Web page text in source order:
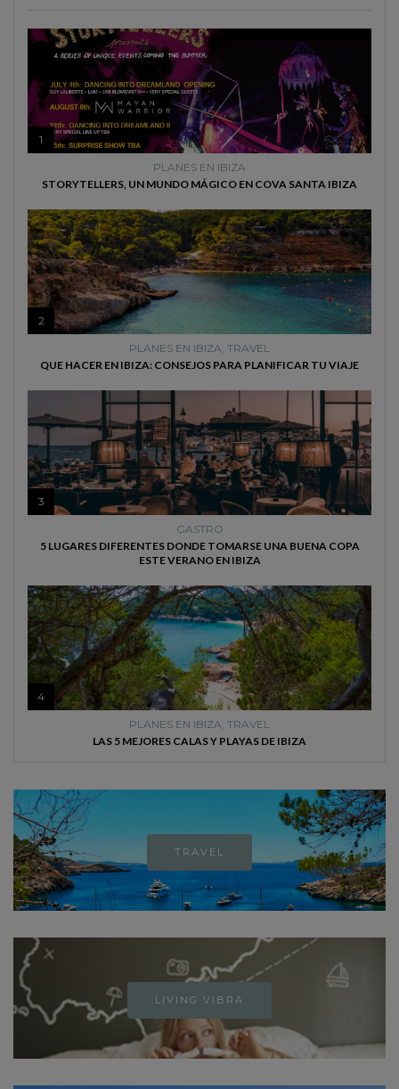
1
PLANES EN IBIZA
STORYTELLERS, UN MUNDO MÁGICO EN COVA SANTA IBIZA
2
PLANES EN IBIZA, TRAVEL
QUE HACER EN IBIZA: CONSEJOS PARA PLANIFICAR TU VIAJE
3
GASTRO
5 LUGARES DIFERENTES DONDE TOMARSE UNA BUENA COPA
ESTE VERANO EN IBIZA
4
PLANES EN IBIZA, TRAVEL
LAS 5 MEJORES CALAS Y PLAYAS DE IBIZA
TRAVEL
LIVING VIBRA